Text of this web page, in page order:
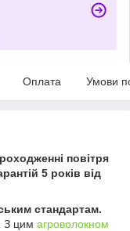
Оплата Умови
повітря
5 років від
стандартам.
З цим агроволокном